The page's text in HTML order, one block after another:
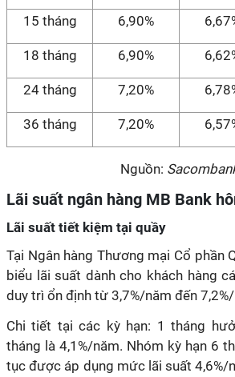
15 tháng 6,90%
18 tháng 6,90%
24 tháng 7,20%
36 tháng 7,20%
Nguồn:
Lãi suất ngân hàng MB Bank
Lãi suất tiết kiệm tại quầy
Tại Ngân hàng Thương mại Cổ phần
biểu lãi suất dành cho khách hàng
duy trì ổn định từ 3,7%/năm đến
Chi tiết tại các kỳ hạn: 1 tháng
tháng là 4,1%/năm. Nhóm kỳ hạn 6
tục được áp dụng mức lãi suất 4,6%/